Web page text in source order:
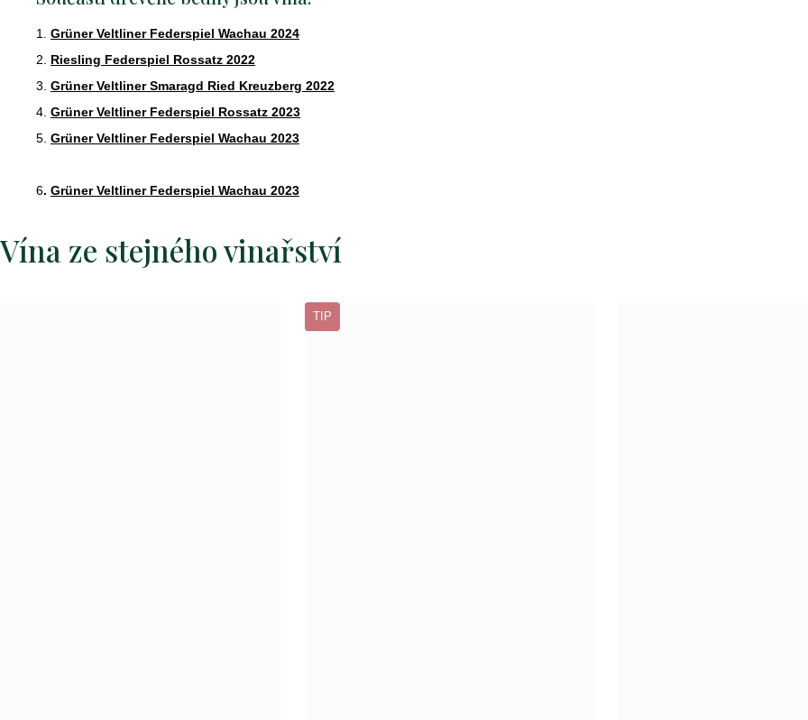
1. Grüner Veltliner Federspiel Wachau 2024
2. Riesling Federspiel Rossatz 2022
3. Grüner Veltliner Smaragd Ried Kreuzberg 2022
4. Grüner Veltliner Federspiel Rossatz 2023
5. Grüner Veltliner Federspiel Wachau 2023
6. Grüner Veltliner Federspiel Wachau 2023
Následující
369
Kč
bio
cava
vita
vivet
brut
Kč
di
manduria
Vína ze stejného vinařství
TIP